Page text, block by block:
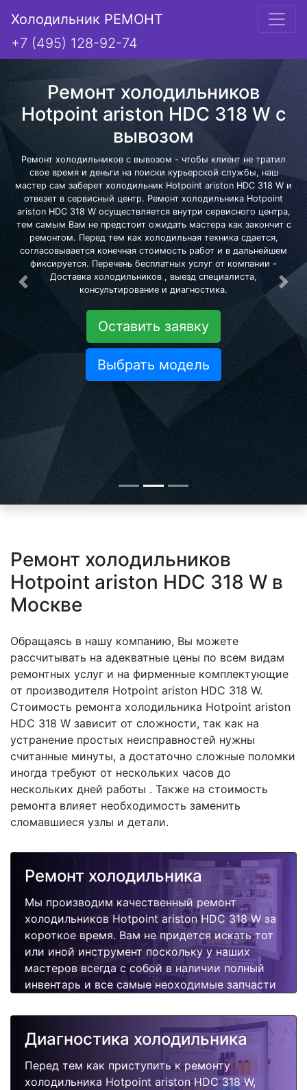
Холодильник РЕМОНТ
+7 (495) 128-92-74
Ремонт холодильников
Hotpoint ariston HDC 318 W с
вывозом
Ремонт холодильников с вывозом - чтобы клиент не тратил
свое время и деньги на поиски курьерской службы, наш
мастер сам заберет холодильник Hotpoint ariston HDC 318 W и
отвезет в сервисный центр. Ремонт холодильника Hotpoint
ariston HDC 318 W осуществляется внутри сервисного центра,
тем самым Вам не предстоит ожидать мастера как закончит с
ремонтом. Перед тем как холодильная техника сдается,
согласовывается конечная стоимость работ и в дальнейшем
фиксируется. Перечень бесплатных услуг от компании -
Доставка холодильников , выезд специалиста,
консультирование и диагностика.
Оставить заявку
Выбрать модель
Предыдущая
Ремонт холодильников
Hotpoint ariston HDC 318 W в
Москве
Обращаясь в нашу компанию, Вы можете
рассчитывать на адекватные цены по всем видам
ремонтных услуг и на фирменные комплектующие
от производителя Hotpoint ariston HDC 318 W.
Стоимость ремонта холодильника Hotpoint ariston
HDC 318 W зависит от сложности, так как на
устранение простых неисправностей нужны
считанные минуты, а достаточно сложные поломки
иногда требуют от нескольких часов до
нескольких дней работы . Также на стоимость
ремонта влияет необходимость заменить
сломавшиеся узлы и детали.
Ремонт холодильника
Мы производим качественный ремонт
холодильников Hotpoint ariston HDC 318 W за
короткое время. Вам не придется искать тот
или иной инструмент поскольку у наших
мастеров всегда с собой в наличии полный
инвентарь и все самые неоходимые запчасти
быстро, качественно и недорого.
Диагностика холодильника
Перед тем как приступить к ремонту
холодильника Hotpoint ariston HDC 318 W,